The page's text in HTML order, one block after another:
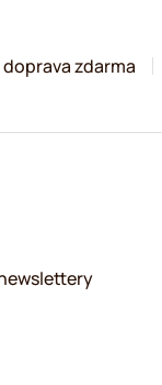
zdarma